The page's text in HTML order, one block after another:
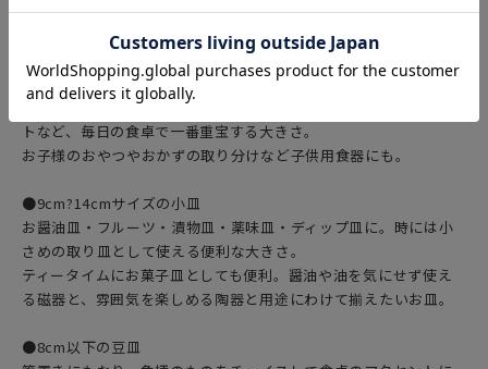
も、パスタとサラダ、ご飯とおかず数種でワンプレートの器とし
もお使いいただけます。
●15cm?22ｃｍ位の中皿
取り皿・ケーキ皿・サラダ皿・副菜皿・パン皿・ディナープレー
トなど、毎日の食卓で一番重宝する大きさ。
お子様のおやつやおかずの取り分けなど子供用食器にも。
●9cm?14cmサイズの小皿
お醤油皿・フルーツ・漬物皿・薬味皿・ディップ皿に。時には小
さめの取り皿として使える便利な大きさ。
ティータイムにお菓子皿としても便利。醤油や油を気にせず使え
る磁器と、雰囲気を楽しめる陶器と用途にわけて揃えたいお皿。
●8cm以下の豆皿